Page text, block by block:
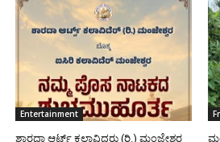
Entertainment
ಶಾರದಾ ಆರ್ಟ್ಸ್ ಕಲಾವಿದರು (ರಿ.) ಮಂಜೇಶ್ವರ